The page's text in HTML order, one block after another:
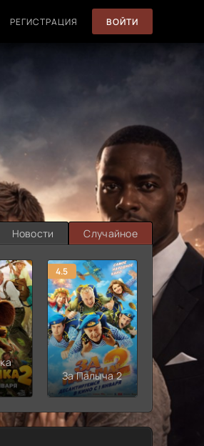
РЕГИСТРАЦИЯ ВОЙТИ
Новости Случайное
4.5
За Палыча 2
Рыцарь